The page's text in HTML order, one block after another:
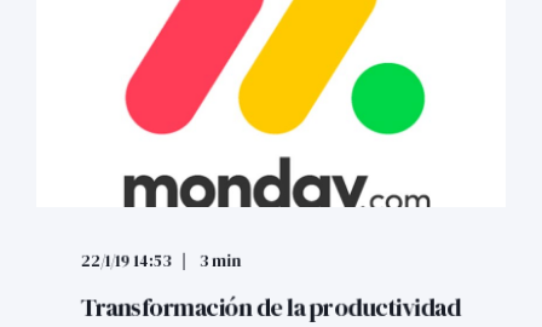
22/1/19 14:53 3 min
Transformación de la productividad